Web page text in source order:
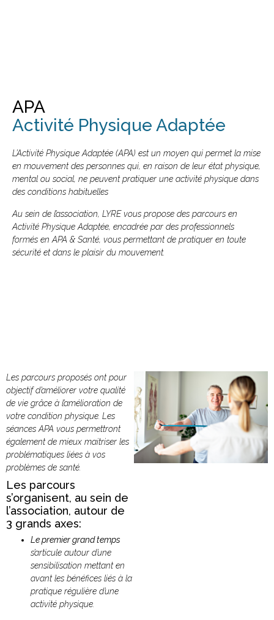
APA
Activité Physique Adaptée
L’Activité Physique Adaptée (APA) est un moyen qui permet la mise
en mouvement des personnes qui, en raison de leur état physique,
mental ou social, ne peuvent pratiquer une activité physique dans
des conditions habituelles
Au sein de l’association, LYRE vous propose des parcours en
Activité Physique Adaptée, encadrée par des professionnels
formés en APA & Santé, vous permettant de pratiquer en toute
sécurité et dans le plaisir du mouvement.
Les parcours proposés ont pour
objectif d’améliorer votre qualité
de vie grâce à l’amélioration de
votre condition physique. Les
séances APA vous permettront
également de mieux maitriser les
problématiques liées à vos
problèmes de santé.
Les parcours
s’organisent, au sein de
l’association, autour de
3 grands axes:
Le premier grand temps
s’articule autour d’une
sensibilisation mettant en
avant les bénéfices liés à la
pratique régulière d’une
activité physique.